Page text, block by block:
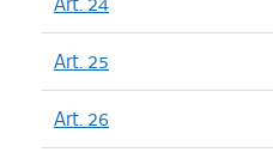
Art. 25
Art. 26